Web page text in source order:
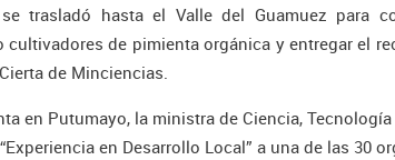
trasladó hasta el Valle del Guamuez para
de pimienta orgánica y entregar el
de Minciencias.
en Putumayo, la ministra de Ciencia,
en Desarrollo Local” a una de las 30